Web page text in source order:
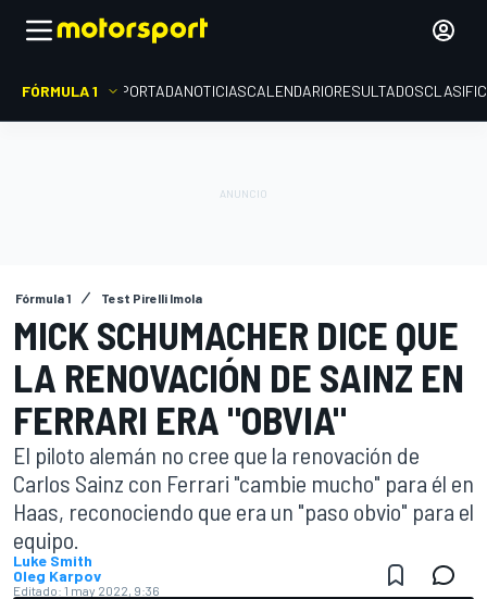
FÓRMULA 1 PORTADANOTICIASCALENDARIORESULTADOS
Fórmula 1 Test Pirelli Imola
MICK SCHUMACHER DICE QUE
LA RENOVACIÓN DE SAINZ EN
FERRARI ERA "OBVIA"
El piloto alemán no cree que la renovación de
Carlos Sainz con Ferrari "cambie mucho" para él en
Haas, reconociendo que era un "paso obvio" para el
equipo.
Luke Smith
Oleg Karpov
Editado: 1 may 2022, 9:36